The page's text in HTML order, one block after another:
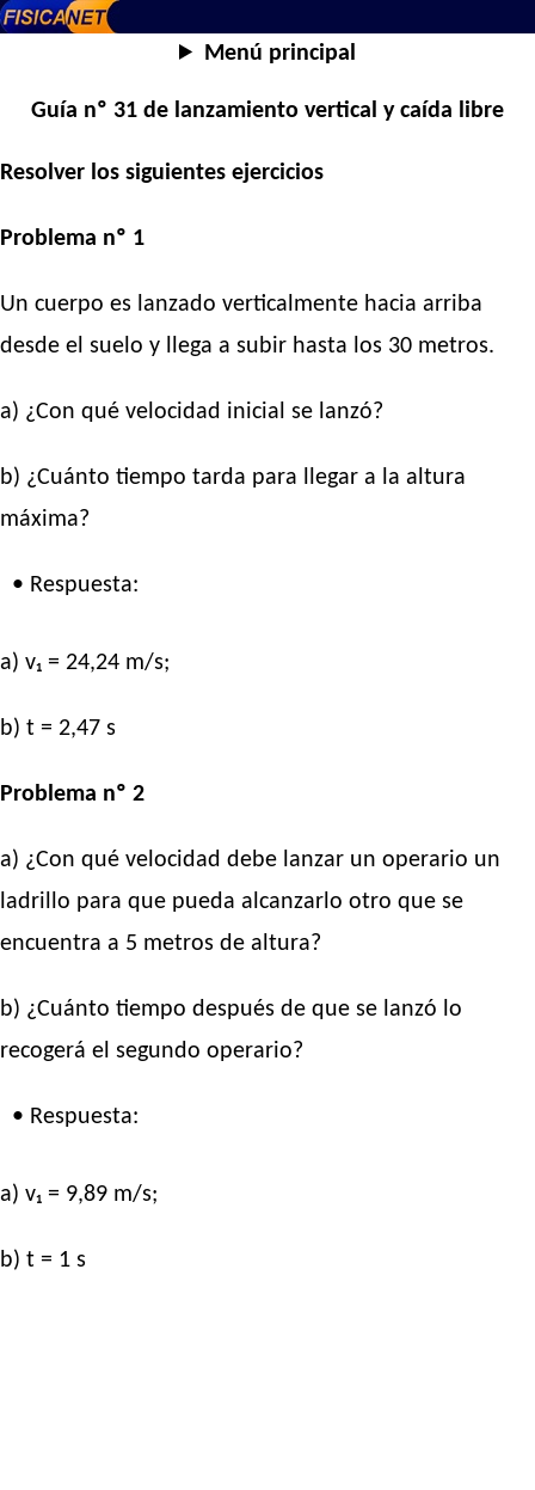
Menú principal
Guía nº 31 de lanzamiento vertical y caída libre
Resolver los siguientes ejercicios
Problema nº 1
Un cuerpo es lanzado verticalmente hacia arriba
desde el suelo y llega a subir hasta los 30 metros.
a) ¿Con qué velocidad inicial se lanzó?
b) ¿Cuánto tiempo tarda para llegar a la altura
máxima?
• Respuesta:
a) v₁ = 24,24 m/s;
b) t = 2,47 s
Problema nº 2
a) ¿Con qué velocidad debe lanzar un operario un
ladrillo para que pueda alcanzarlo otro que se
encuentra a 5 metros de altura?
b) ¿Cuánto tiempo después de que se lanzó lo
recogerá el segundo operario?
• Respuesta:
a) v₁ = 9,89 m/s;
b) t = 1 s